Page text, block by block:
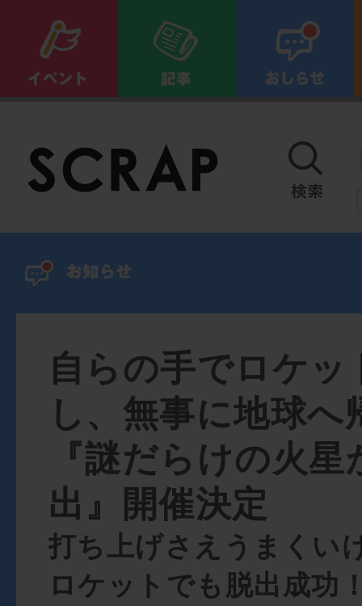
自らの手でロケッ
し、無事に地球へ
『謎だらけの火
出』開催決定
打ち上げさえうまくい
ロケットでも脱出成功